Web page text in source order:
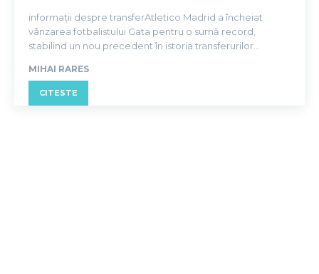
informații despre transferAtletico Madrid a încheiat
vânzarea fotbalistului Gata pentru o sumă record,
stabilind un nou precedent în istoria transferurilor...
MIHAI RARES
CITESTE